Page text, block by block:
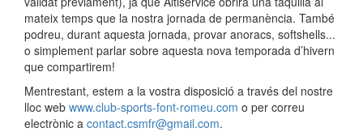
mateix temps que la nostra jornada de permanència. També
podreu, durant aquesta jornada, provar anoracs, softshells...
o simplement parlar sobre aquesta nova temporada d’hivern
que compartirem!
Mentrestant, estem a la vostra disposició a través del nostre
lloc web www.club-sports-font-romeu.com o per correu
electrònic a contact.csmfr@gmail.com.